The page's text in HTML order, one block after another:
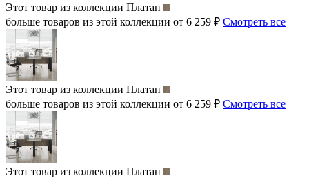
Этот товар из коллекции Платан
больше товаров из этой коллекции от 6 259 ₽ Смотреть все
Этот товар из коллекции Платан
больше товаров из этой коллекции от 6 259 ₽ Смотреть все
Этот товар из коллекции Платан